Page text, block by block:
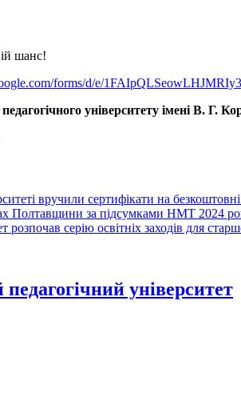
шанс!
forms/d/e/
університету імені В. Г.
вручили сертифікати на
Полтавщини за підсумками НМТ 2024
розпочав серію освітніх заходів для
університет